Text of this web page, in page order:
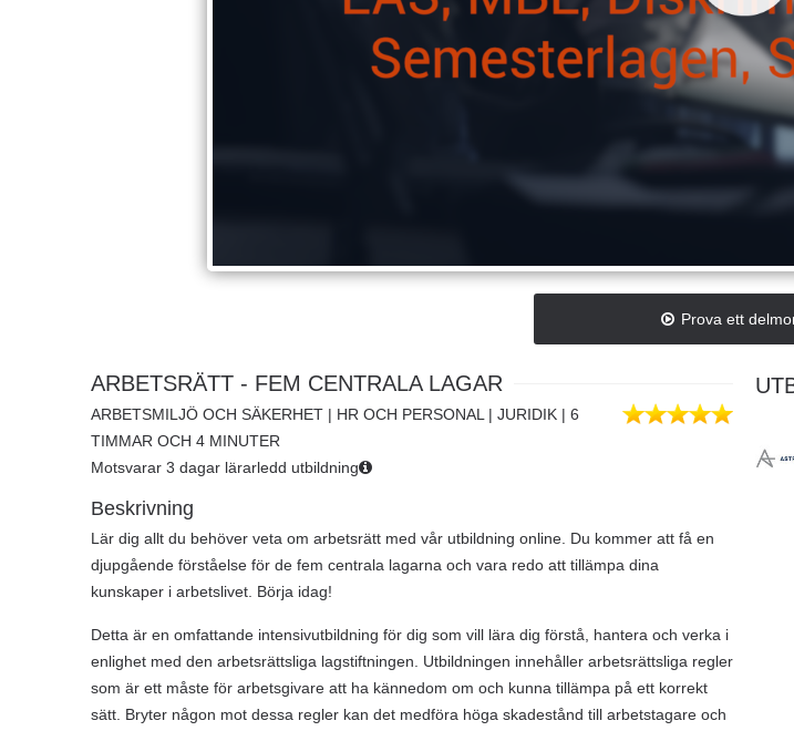
Prova ett
ARBETSRÄTT - FEM CENTRALA LAGAR
ARBETSMILJÖ OCH SÄKERHET | HR OCH PERSONAL | JURIDIK | 6
TIMMAR OCH 4 MINUTER
Motsvarar 3 dagar lärarledd utbildning
Beskrivning
Lär dig allt du behöver veta om arbetsrätt med vår utbildning online. Du kommer att få en
djupgående förståelse för de fem centrala lagarna och vara redo att tillämpa dina
kunskaper i arbetslivet. Börja idag!
Detta är en omfattande intensivutbildning för dig som vill lära dig förstå, hantera och verka i
enlighet med den arbetsrättsliga lagstiftningen. Utbildningen innehåller arbetsrättsliga regler
som är ett måste för arbetsgivare att ha kännedom om och kunna tillämpa på ett korrekt
sätt. Bryter någon mot dessa regler kan det medföra höga skadestånd till arbetstagare och